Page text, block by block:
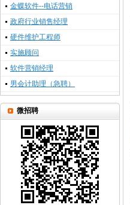
金蝶软件--电话营销
政府行业销售经理
硬件维护工程师
实施顾问
软件营销经理
男会计助理（急聘）
微招聘